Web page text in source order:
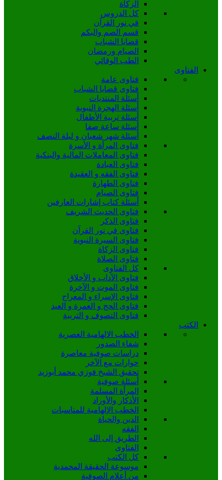
الزكاة
كل الدروس
في نور القرآن
قسم الصم والبكم
قضايا الشباب
الصيام ورمضان
الطب الوقائي
الفتاوى
فتاوى عامة
فتاوى قضايا الشباب
أسئلة المنتديات
أسئلة الهجرة النبوية
أسئلة تربية الأطفال
أسئلة ساعة صفا
أسئلة شهر شعبان و ليلة النصف
فتاوى المرأة و الأسرة
فتاوى المعاملات المالية والبنكية
فتاوى العبادة
فتاوى الفقه و العقيدة
فتاوى الطهارة
فتاوى الصيام
أسئلة كتاب إشارات العارفين
فتاوى الحديث الشريف
فتاوى الذكر
فتاوى في نور القرآن
فتاوى السيرة النبوية
فتاوى الزكاة
فتاوى الصلاة
كل الفتاوى
فتاوى الآداب و الأخلاق
فتاوى الموت و الآخرة
فتاوى الإسراء و المعراج
فتاوى الحج و العمرة و العيد
فتاوى التصوف و التربية
الكتب
الخطب الالهامية العصرية
شفاء الصدور
دراسات صوفية معاصرة
حوارات مع الآخر
تحقيق الشيخ فوزي محمد أبوزيد
أسئلة صوفية
المرأة المسلمة
الأذكار والأوراد
الخطب الإلهامية للمناسبات
الدين والحياة
الفقه
الطريق إلى الله
الفتاوى
كل الكتب
موسوعة الحقيقة المحمدية
من أعلام الصوفية